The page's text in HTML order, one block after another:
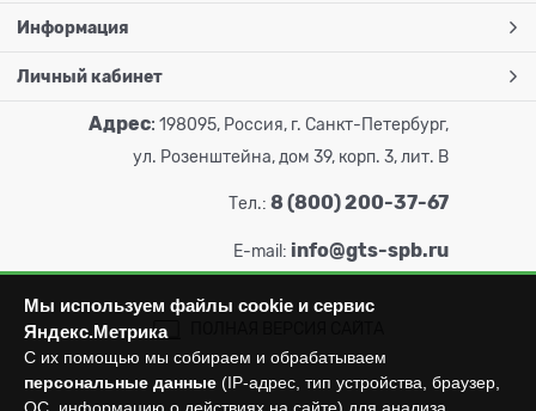
Информация
Личный кабинет
Адрес: 198095, Россия, г. Санкт-Петербург,
ул. Розенштейна, дом 39, корп. 3, лит. В
Тел.: 8 (800) 200-37-67
E-mail: info@gts-spb.ru
Мы используем файлы cookie и сервис
Яндекс.Метрика
С их помощью мы собираем и обрабатываем
персональные данные (IP-адрес, тип устройства, браузер,